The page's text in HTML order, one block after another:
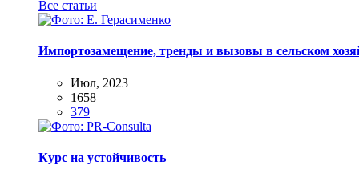
Все статьи
Импортозамещение, тренды и вызовы в сельском
Июл, 2023
1658
379
Курс на устойчивость